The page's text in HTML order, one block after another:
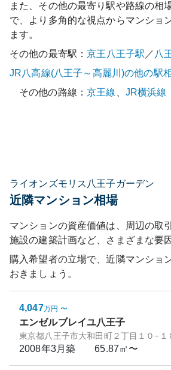
また、その他の最寄り駅や路線の相
で、より多角的な視点からマンショ
ます。
その他の最寄駅：京王八王子駅 ／ 八
JR八高線(八王子～高麗川)の他の駅
その他の路線：京王線 JR横浜線
ライオンズモリス八王子ガーデン
近隣マンション相場
マンションの資産価値は、周辺の取
施設の建築計画など、さまざまな要
購入希望者の立場で、近隣マンショ
おきましょう。
4,047万円 〜
エンゼルブレイユ八王子
東京都八王子市大和田町２丁目１０−１
2008年3月築 65.87㎡〜